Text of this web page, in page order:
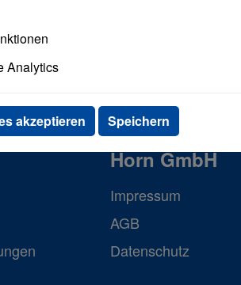
Horn GmbH
Impressum
AGB
Datenschutz
Analytics
akzeptieren Speichern